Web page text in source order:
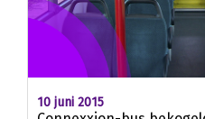
10 juni 2015